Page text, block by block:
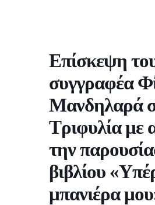
Επίσκεψη
συγγραφέα
Μανδηλαρά
Τριφυλία με
την
βιβλίου
μπανιέρα